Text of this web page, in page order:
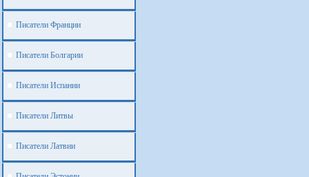
Писатели Франции
Писатели Болгарии
Писатели Испании
Писатели Литвы
Писатели Латвии